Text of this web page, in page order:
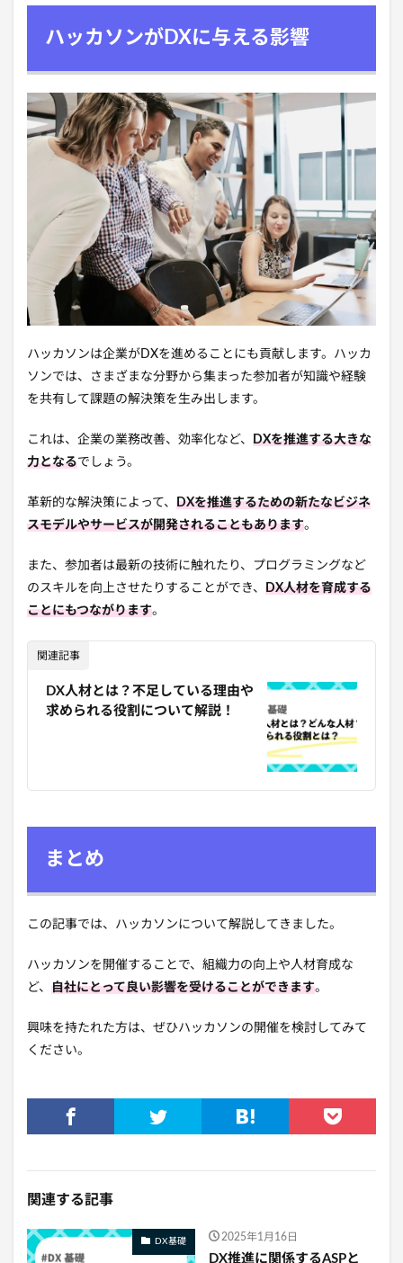
ハッカソンがDXに与える影響
ハッカソンは企業がDXを進めることにも貢献します。ハッカ
ソンでは、さまざまな分野から集まった参加者が知識や経験
を共有して課題の解決策を生み出します。
これは、企業の業務改善、効率化など、 DXを推進する大きな
力となるでしょう。
革新的な解決策によって、 DXを推進するための新たなビジネ
スモデルやサービスが開発されることもあります。
また、参加者は最新の技術に触れたり、プログラミングなど
のスキルを向上させたりすることができ、 DX人材を育成する
ことにもつながります。
関連記事
DX人材とは？不足している理由や
求められる役割について解説！
まとめ
この記事では、ハッカソンについて解説してきました。
ハッカソンを開催することで、組織力の向上や人材育成な
ど、 自社にとって良い影響を受けることができます。
興味を持たれた方は、ぜひハッカソンの開催を検討してみて
ください。
関連する記事
DX基礎 2025年1月16日
DX推進に関係するASPと